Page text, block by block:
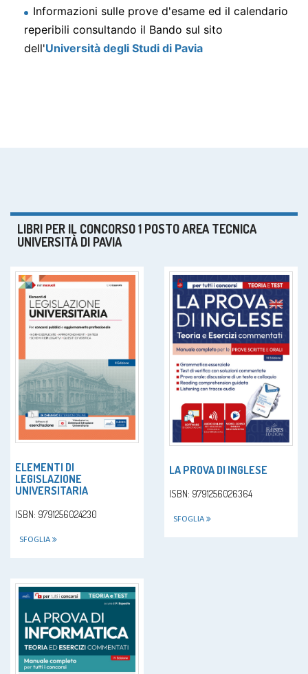
Informazioni sulle prove d'esame ed il calendario
reperibili consultando il Bando sul sito
dell'Università degli Studi di Pavia
LIBRI PER IL CONCORSO 1 POSTO AREA TECNICA
UNIVERSITÀ DI PAVIA
ELEMENTI DI
LEGISLAZIONE
UNIVERSITARIA
ISBN: 9791256024230
SFOGLIA
LA PROVA DI INGLESE
ISBN: 9791256026364
SFOGLIA